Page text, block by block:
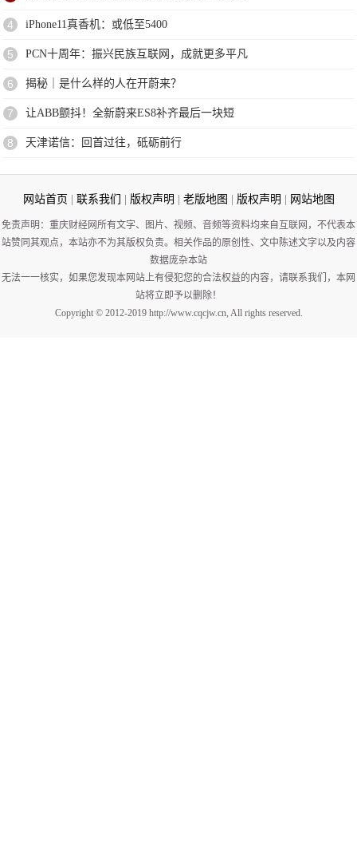
4 iPhone11真香机：或低至5400
5 PCN十周年：振兴民族互联网，成就更多平凡
6 揭秘｜是什么样的人在开蔚来？
7 让ABB颤抖！全新蔚来ES8补齐最后一块短
8 天津诺信：回首过往，砥砺前行
网站首页 联系我们 版权声明 老版地图 版权声明 网站地图
免责声明：重庆财经网所有文字、图片、视频、音频等资料均来自互联网，不代表本
站赞同其观点，本站亦不为其版权负责。相关作品的原创性、文中陈述文字以及内容
数据庞杂本站
无法一一核实，如果您发现本网站上有侵犯您的合法权益的内容，请联系我们，本网
站将立即予以删除！
Copyright © 2012-2019 http://www.cqcjw.cn, All rights reserved.